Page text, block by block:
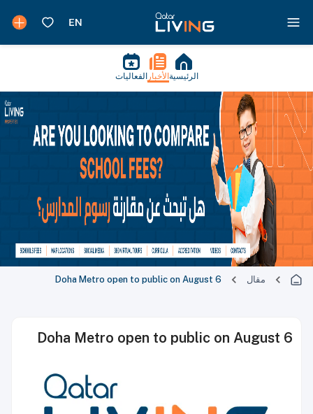
الرئيسية الأخبار الفعاليات
مقال Doha Metro open to public on August 6
Doha Metro open to public on August 6